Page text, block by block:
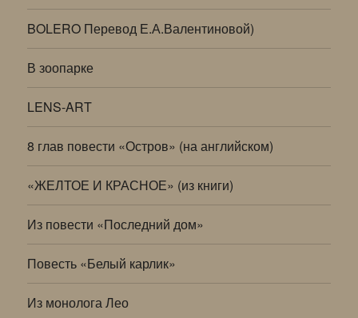
BOLERO Перевод Е.А.Валентиновой)
В зоопарке
LENS-ART
8 глав повести «Остров» (на английском)
«ЖЕЛТОЕ И КРАСНОЕ» (из книги)
Из повести «Последний дом»
Повесть «Белый карлик»
Из монолога Лео